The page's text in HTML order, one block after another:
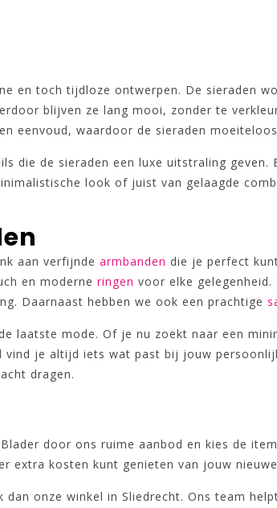
en toch tijdloze ontwerpen. De sieraden
blijven ze lang mooi, zonder te
eenvoud, waardoor de sieraden
die de sieraden een luxe uitstraling geven.
look of juist van gelaagde
aan verfijnde armbanden die je perfect
en moderne ringen voor elke
Daarnaast hebben we ook een prachtige
laatste mode. Of je nu zoekt naar een
je altijd iets wat past bij jouw
dragen.
door ons ruime aanbod en kies de
extra kosten kunt genieten van jouw
onze winkel in Sliedrecht. Ons team